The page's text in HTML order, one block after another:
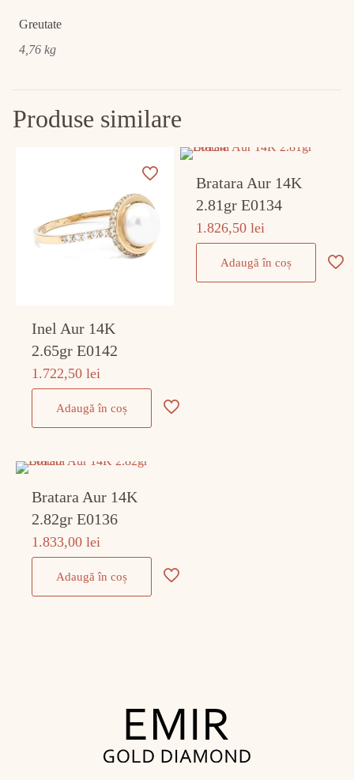
Greutate
4,76 kg
Produse similare
Inel Aur 14K
2.65gr E0142
1.722,50lei
Adaugă în coș
Bratara Aur 14K
2.81gr E0134
1.826,50lei
Adaugă în coș
Bratara Aur 14K
2.82gr E0136
1.833,00lei
Adaugă în coș